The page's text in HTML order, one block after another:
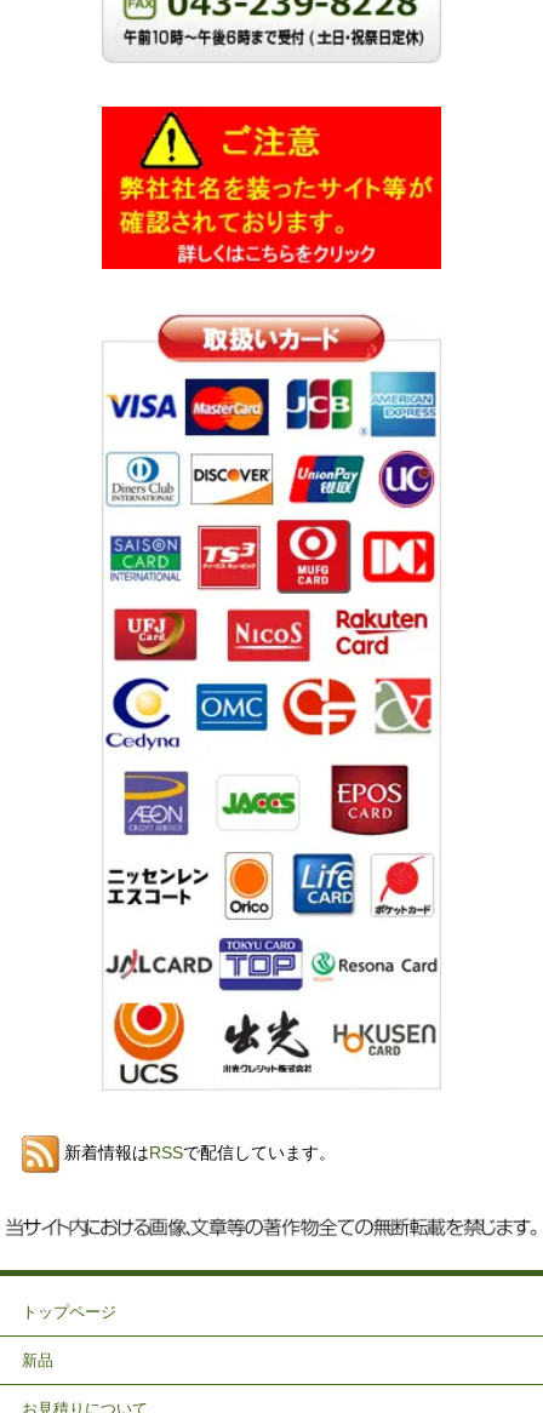
新着情報はRSSで配信しています。
トップページ
新品
お見積りについて